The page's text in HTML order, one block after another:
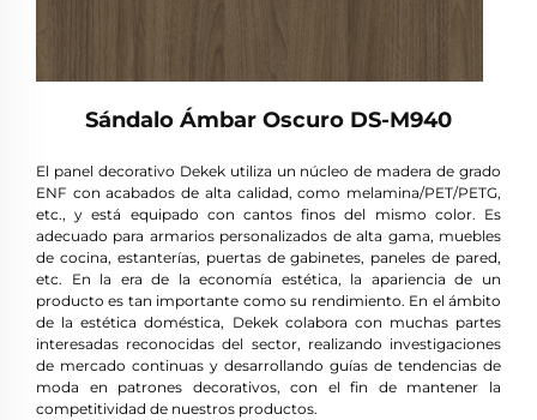
Sándalo Ámbar Oscuro DS-M940
El panel decorativo Dekek utiliza un núcleo de madera de grado
ENF con acabados de alta calidad, como melamina/PET/PETG,
etc., y está equipado con cantos finos del mismo color. Es
adecuado para armarios personalizados de alta gama, muebles
de cocina, estanterías, puertas de gabinetes, paneles de pared,
etc. En la era de la economía estética, la apariencia de un
producto es tan importante como su rendimiento. En el ámbito
de la estética doméstica, Dekek colabora con muchas partes
interesadas reconocidas del sector, realizando investigaciones
de mercado continuas y desarrollando guías de tendencias de
moda en patrones decorativos, con el fin de mantener la
competitividad de nuestros productos.